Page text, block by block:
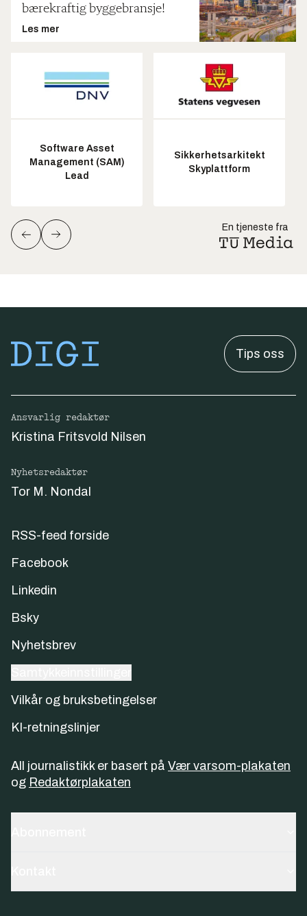
bærekraftig byggebransje!
Les mer
Software Asset
Management (SAM)
Lead
Sikkerhetsarkitekt
Skyplattform
En tjeneste fra
Tips oss
Ansvarlig redaktør
Kristina Fritsvold Nilsen
Nyhetsredaktør
Tor M. Nondal
RSS-feed forside
Facebook
Linkedin
Bsky
Nyhetsbrev
Vilkår og bruksbetingelser
KI-retningslinjer
All journalistikk er basert på Vær varsom-plakaten
og Redaktørplakaten